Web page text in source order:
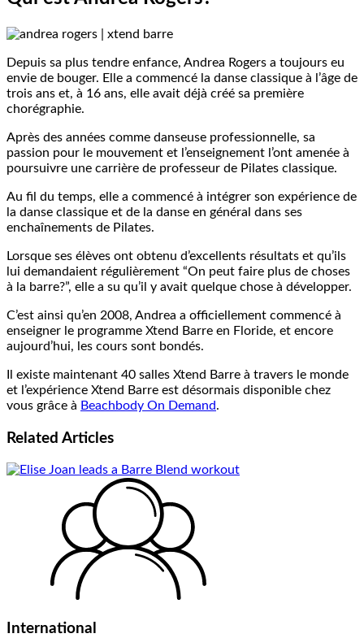
Depuis sa plus tendre enfance, Andrea Rogers a toujours eu
envie de bouger. Elle a commencé la danse classique à l’âge de
trois ans et, à 16 ans, elle avait déjà créé sa première
chorégraphie.
Après des années comme danseuse professionnelle, sa
passion pour le mouvement et l’enseignement l’ont amenée à
poursuivre une carrière de professeur de Pilates classique.
Au fil du temps, elle a commencé à intégrer son expérience de
la danse classique et de la danse en général dans ses
enchaînements de Pilates.
Lorsque ses élèves ont obtenu d’excellents résultats et qu’ils
lui demandaient régulièrement “On peut faire plus de choses
à la barre?”, elle a su qu’il y avait quelque chose à développer.
C’est ainsi qu’en 2008, Andrea a officiellement commencé à
enseigner le programme Xtend Barre en Floride, et encore
aujourd’hui, les cours sont bondés.
Il existe maintenant 40 salles Xtend Barre à travers le monde
et l’expérience Xtend Barre est désormais disponible chez
vous grâce à Beachbody On Demand.
Related Articles
International